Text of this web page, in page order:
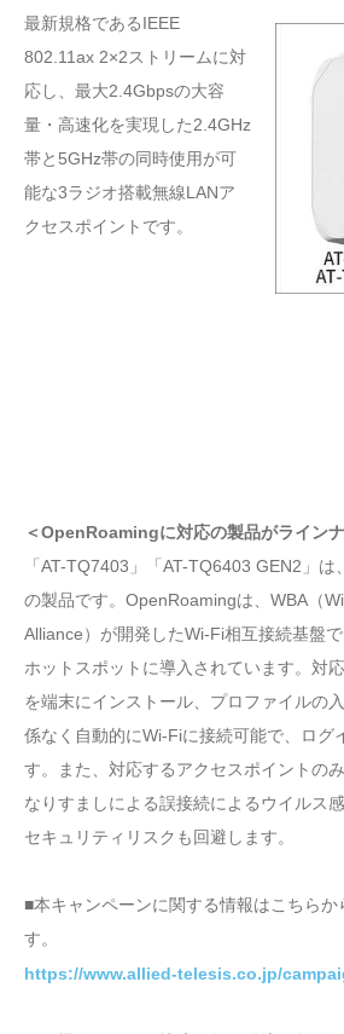
最新規格であるIEEE
802.11ax 2×2ストリームに対
応し、最大2.4Gbpsの大容
量・高速化を実現した2.4GHz
帯と5GHz帯の同時使用が可
能な3ラジオ搭載無線LANア
クセスポイントです。
＜OpenRoamingに対応の製品がライン
「AT-TQ7403」「AT-TQ6403 GEN2」
の製品です。OpenRoamingは、WBA（
Alliance）が開発したWi-Fi相互接続基盤
ホットスポットに導入されています。対
を端末にインストール、プロファイルの
係なく自動的にWi-Fiに接続可能で、ログ
す。また、対応するアクセスポイントの
なりすましによる誤接続によるウイルス
セキュリティリスクも回避します。
■本キャンペーンに関する情報はこちらか
す。
https://www.allied-telesis.co.jp/